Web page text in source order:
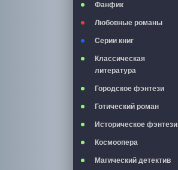
Фанфик
Любовные романы
Серии книг
Классическая
литература
Городское фэнтези
Готический роман
Историческое фэнтези
Космоопера
Магический детектив